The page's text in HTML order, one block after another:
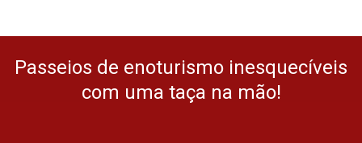
Passeios de enoturismo inesquecíveis
com uma taça na mão!